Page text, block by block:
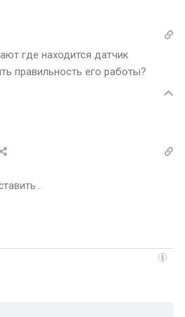
где находится датчик
правильность его работы?
.